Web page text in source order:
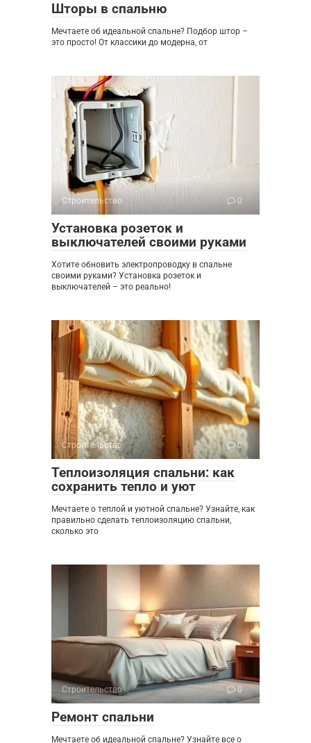
Шторы в спальню
Мечтаете об идеальной спальне? Подбор штор –
это просто! От классики до модерна, от
Строительство 0
Установка розеток и
выключателей своими руками
Хотите обновить электропроводку в спальне
своими руками? Установка розеток и
выключателей – это реально!
Строительство 0
Теплоизоляция спальни: как
сохранить тепло и уют
Мечтаете о теплой и уютной спальне? Узнайте, как
правильно сделать теплоизоляцию спальни,
сколько это
Строительство 0
Ремонт спальни
Мечтаете об идеальной спальне? Узнайте все о